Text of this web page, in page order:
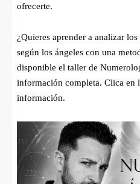
ofrecerte.
¿Quieres aprender a analizar
según los ángeles con una
disponible el taller de
información completa. Clica en
información.